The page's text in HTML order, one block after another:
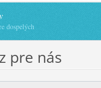
dospelých
pre nás